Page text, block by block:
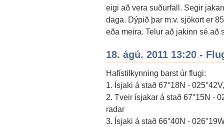
eigi að vera suðurfall. Segir
daga. Dýpið þar m.v. sjókort er
eða meira. Telur að jakinn sé að
18. ágú. 2011 13:20 -
Hafístilkynning barst úr flugi:
1. Ísjaki á stað 67°18N -
2. Tveir ísjakar á stað 67°15N -
radar
3. Ísjaki á stað 66°40N -